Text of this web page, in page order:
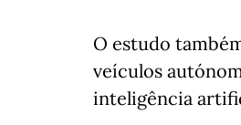
O estudo
veículos
inteligência